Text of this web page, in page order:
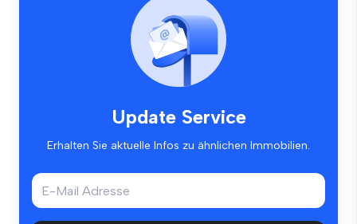
Update Service
Erhalten Sie aktuelle Infos zu ähnlichen Immobilien.